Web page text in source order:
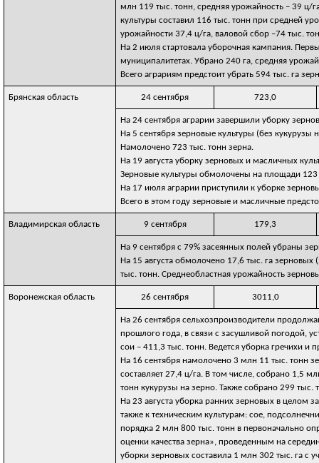
млн 119 тыс. тонн, средняя урожайность – 39 ц/
культуры составил 116 тыс. тонн при средней
урожайности 37,4 ц/га, валовой сбор –74 тыс.
На 2 июля стартовала уборочная кампания.
муниципалитетах. Убрано 240 га, средняя
Всего аграриям предстоит убрать 594 тыс. га
Брянская область 24 сентября 723,0
На 24 сентября аграрии завершили уборку
На 5 сентября зерновые культуры (без
Намолочено 723 тыс. тонн зерна.
На 19 августа уборку зерновых и масличных
Зерновые культуры обмолочены на площади 123
На 17 июля аграрии приступили к уборке
Всего в этом году зерновые и масличные
Владимирская область 9 сентября 179,3
На 9 сентября с 79% засеянных полей убраны
На 15 августа обмолочено 17,6 тыс. га
тыс. тонн. Среднеобластная урожайность
Воронежская область 26 сентября 3011,0
На 26 сентября сельхозпроизводители
прошлого года, в связи с засушливой погодой,
сои – 411,3 тыс. тонн. Ведется уборка гречихи и
На 16 сентября намолочено 3 млн 11 тыс. тонн
составляет 27,4 ц/га. В том числе, собрано 1,5
тонн кукурузы на зерно. Также собрано 299
На 23 августа уборка ранних зерновых в целом
также к техническим культурам: сое,
порядка 2 млн 800 тыс. тонн в первоначально
оценки качества зерна», проведенным на
уборки зерновых составила 1 млн 302 тыс. га с